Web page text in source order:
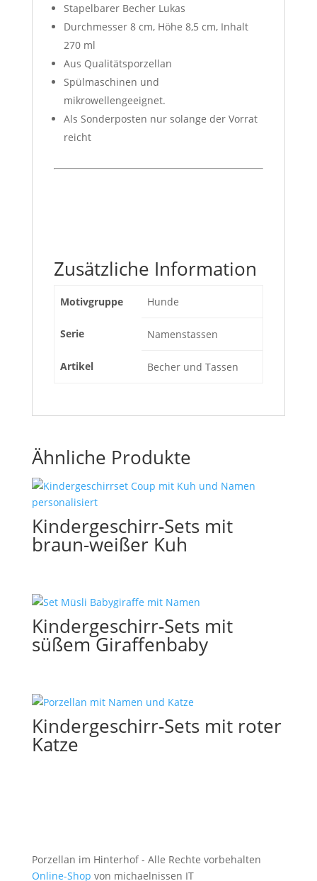
Stapelbarer Becher Lukas
Durchmesser 8 cm, Höhe 8,5 cm, Inhalt
270 ml
Aus Qualitätsporzellan
Spülmaschinen und
mikrowellengeeignet.
Als Sonderposten nur solange der Vorrat
reicht
Zusätzliche Information
Motivgruppe Hunde
Serie Namenstassen
Artikel Becher und Tassen
Ähnliche Produkte
Kindergeschirr-Sets mit
braun-weißer Kuh
Kindergeschirr-Sets mit
süßem Giraffenbaby
Kindergeschirr-Sets mit roter
Katze
Porzellan im Hinterhof - Alle Rechte vorbehalten
Online-Shop von michaelnissen IT